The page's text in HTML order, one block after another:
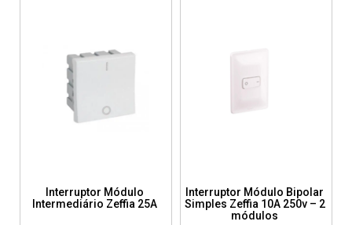
Interruptor Módulo
Intermediário Zeffia 25A
Interruptor Módulo Bipolar
Simples Zeffia 10A 250v – 2
módulos